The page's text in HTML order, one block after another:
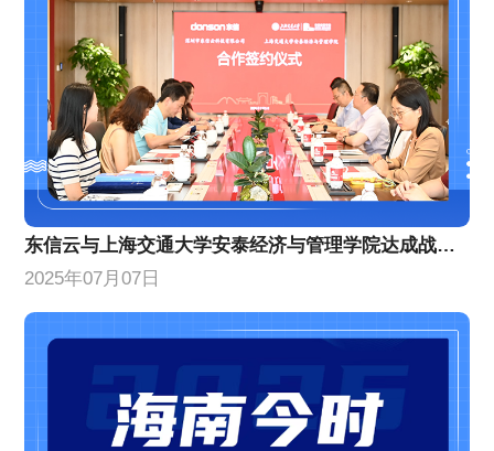
东信云与上海交通大学安泰经济与管理学院达成战略合作
2025年07月07日